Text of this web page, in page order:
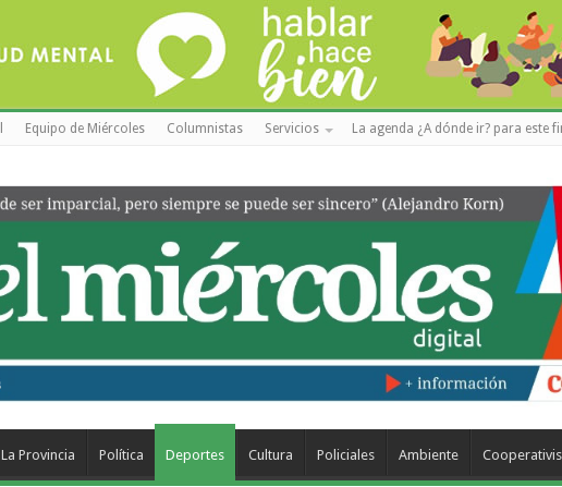
Equipo de Miércoles Columnistas Servicios La agenda ¿A dónde ir? para este
La Provincia Política Deportes Cultura Policiales Ambiente